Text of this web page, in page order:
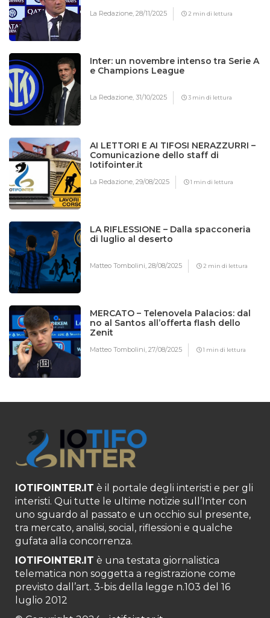
La Redazione,28/11/2025 2 min di lettura
Inter: un novembre intenso tra Serie A
e Champions League
La Redazione,31/10/2025 3 min di lettura
AI LETTORI E AI TIFOSI NERAZZURRI –
Comunicazione dello staff di
Iotifointer.it
La Redazione,29/08/2025 1 min di lettura
LA RIFLESSIONE – Dalla spacconeria
di luglio al deserto
Matteo Tombolini,28/08/2025 2 min di lettura
MERCATO – Telenovela Palacios: dal
no al Santos all’offerta flash dello
Zenit
Matteo Tombolini,27/08/2025 1 min di lettura
IOTIFOINTER.IT è il portale degli interisti e per gli
interisti. Qui tutte le ultime notizie sull’Inter con
uno sguardo al passato e un occhio sul presente,
tra mercato, analisi, social, riflessioni e qualche
gufata alla concorrenza.
IOTIFOINTER.IT è una testata giornalistica
telematica non soggetta a registrazione come
previsto dall’art. 3-bis della legge n.103 del 16
luglio 2012